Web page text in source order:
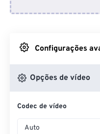
Do
Do
Configurações
Opções de vídeo
Codec de vídeo
Auto